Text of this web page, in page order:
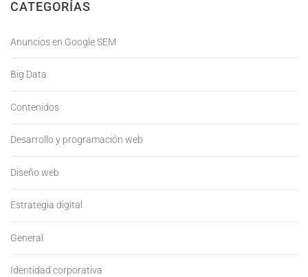
CATEGORÍAS
Anuncios en Google SEM
Big Data
Contenidos
Desarrollo y programación web
Diseño web
Estrategia digital
General
Identidad corporativa